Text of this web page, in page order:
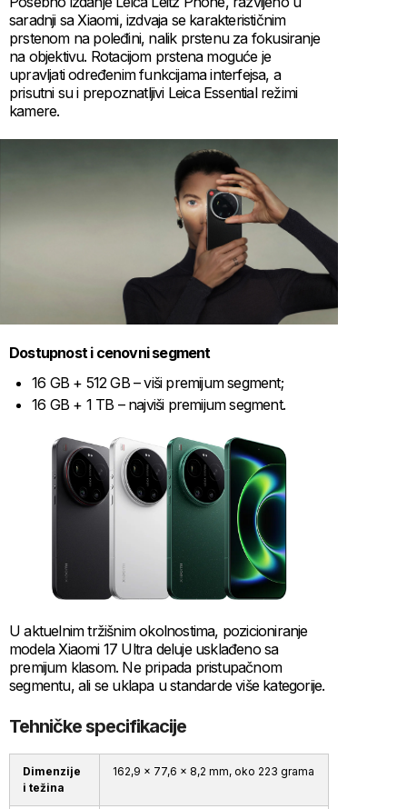
saradnji sa Xiaomi, izdvaja se karakterističnim
prstenom na poleđini, nalik prstenu za fokusiranje
na objektivu. Rotacijom prstena moguće je
upravljati određenim funkcijama interfejsa, a
prisutni su i prepoznatljivi Leica Essential režimi
kamere.
Dostupnost i cenovni segment
16 GB + 512 GB – viši premijum segment;
16 GB + 1 TB – najviši premijum segment.
U aktuelnim tržišnim okolnostima, pozicioniranje
modela Xiaomi 17 Ultra deluje usklađeno sa
premijum klasom. Ne pripada pristupačnom
segmentu, ali se uklapa u standarde više kategorije.
Tehničke specifikacije
Dimenzije
i težina
162,9 x 77,6 x 8,2 mm, oko 223 grama